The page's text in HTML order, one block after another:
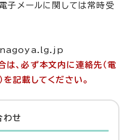
子メールに関しては常時受
、必ず本文内に連絡先（電
を記載してください。
わせ